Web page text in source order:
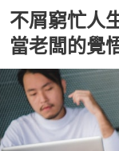
不屑窮忙人
當老闆的覺